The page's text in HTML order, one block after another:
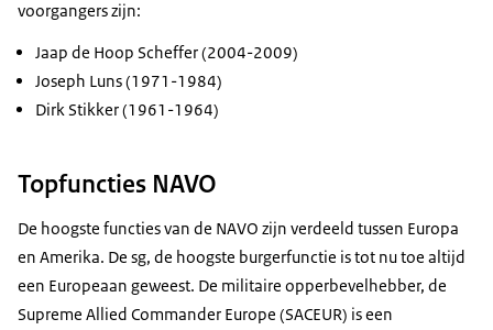
voorgangers zijn:
Jaap de Hoop Scheffer (2004-2009)
Joseph Luns (1971-1984)
Dirk Stikker (1961-1964)
Topfuncties NAVO
De hoogste functies van de NAVO zijn verdeeld tussen Europa
en Amerika. De sg, de hoogste burgerfunctie is tot nu toe altijd
een Europeaan geweest. De militaire opperbevelhebber, de
Supreme Allied Commander Europe (SACEUR) is een